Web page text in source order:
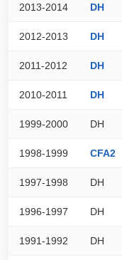
2013-2014 DH
2012-2013 DH
2011-2012 DH
2010-2011 DH
1999-2000 DH
1998-1999 CFA2
1997-1998 DH
1996-1997 DH
1991-1992 DH